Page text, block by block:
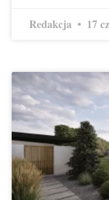
Redakcja 17